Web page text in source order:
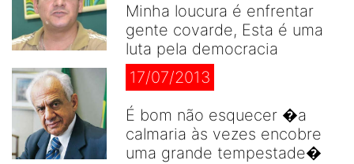
Minha loucura é enfrentar
gente covarde, Esta é uma
luta pela democracia
17/07/2013
É bom não esquecer �a
calmaria às vezes encobre
uma grande tempestade�